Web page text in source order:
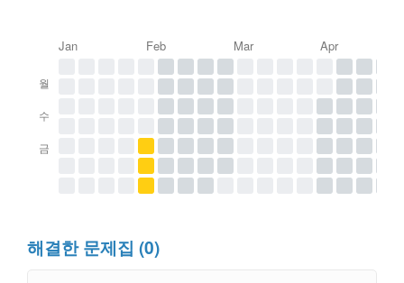
Jan Feb Mar Apr
월
수
금
해결한 문제집 (0)